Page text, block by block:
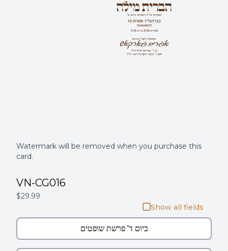
VN-CG016
$29.99
Show all fields
חתן ר' יעקב יוסף ברייער הי''ו
בן ר' אברהם חיים הי''ו
אפרים פארקאש
המצפה לקבל פניכם
שחרית 8:00 ברית 9:00
58 MAIN ST
בביהמ"ד עטרת פז
תתקיים אי''ה למחרתו ביום א'
הברית מילה
Watermark will be removed when you purchase this
card.